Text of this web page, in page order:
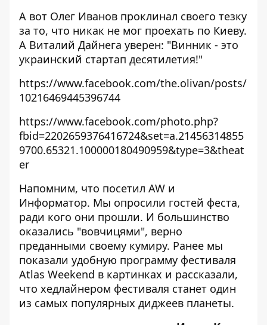
А вот Олег Иванов проклинал своего тезку
за то, что никак не мог проехать по Киеву.
А Виталий Дайнега уверен: "Винник - это
украинский стартап десятилетия!"
https://www.facebook.com/the.olivan/posts/
10216469445396744
https://www.facebook.com/photo.php?
fbid=2202659376416724&set=a.21456314855
9700.65321.100000180490959&type=3&theat
er
Напомним, что посетил AW и
Информатор. Мы опросили гостей феста,
ради кого они прошли. И большинство
оказались "вовчицями", верно
преданными своему кумиру. Ранее мы
показали удобную программу фестиваля
Atlas Weekend в картинках и рассказали,
что хедлайнером фестиваля станет один
из самых популярных диджеев планеты.